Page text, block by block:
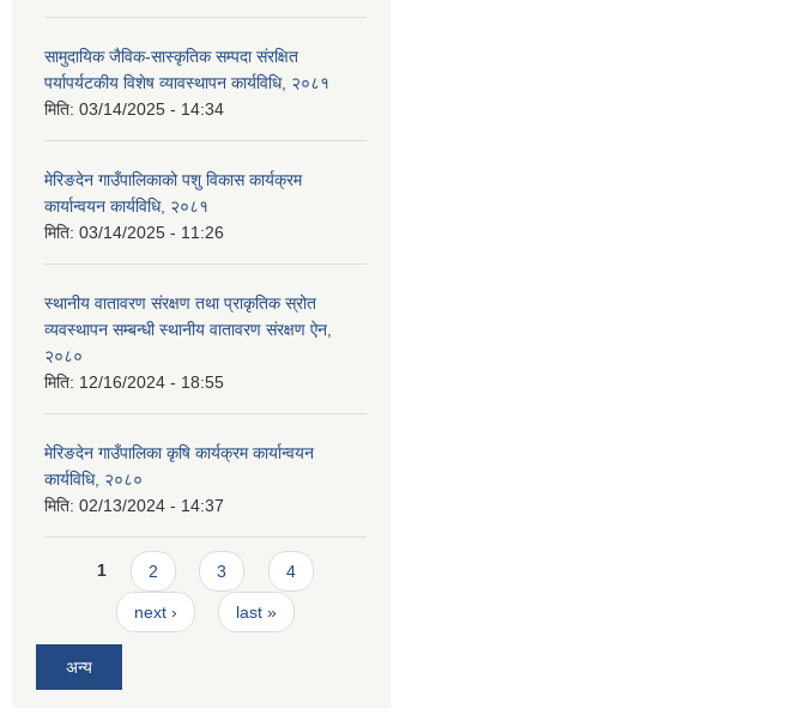
सामुदायिक जैविक-सास्कृतिक सम्पदा संरक्षित
पर्यापर्यटकीय विशेष व्यावस्थापन कार्यविधि, २०८१
मिति: 03/14/2025 - 14:34
मेरिङदेन गाउँपालिकाको पशु विकास कार्यक्रम
कार्यान्वयन कार्यविधि, २०८१
मिति: 03/14/2025 - 11:26
स्थानीय वातावरण संरक्षण तथा प्राकृतिक स्रोत
व्यवस्थापन सम्बन्धी स्थानीय वातावरण संरक्षण ऐन,
२०८०
मिति: 12/16/2024 - 18:55
मेरिङदेन गाउँपालिका कृषि कार्यक्रम कार्यान्वयन
कार्यविधि, २०८०
मिति: 02/13/2024 - 14:37
Pages
1 2 3 4
next › last »
अन्य